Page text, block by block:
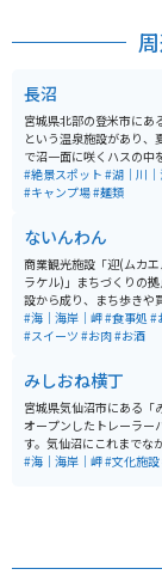
長沼
宮城県北部の登米市にあ
という温泉施設があり、
で沼一面に咲くハスの中
にはキャンプ場やボート
ーラー滑り台のあるオラ
おりませんが、春には風
品を味わいながら走るマ
#絶景スポット #湖｜川
#キャンプ場#麺類
ないんわん
商業観光施設「迎(ムカ
ラケル)」まちづくりの
設から成り、まち歩きや
す。 地元の食材を使った
ここでしかゲットできな
がてら足を伸ばしてみて
見る漁船は圧巻です！運
とができるかも。
#海｜海岸｜岬#食事処 #
#スイーツ #お肉#お酒
みしおね横丁
宮城県気仙沼市にある「
オープンしたトレーラー
す。気仙沼にこれまでな
所として、地元住民や観
料理、沖縄料理、ラー
多様なグルメスポット
異なるため、訪問前に確
#海｜海岸｜岬#文化施設